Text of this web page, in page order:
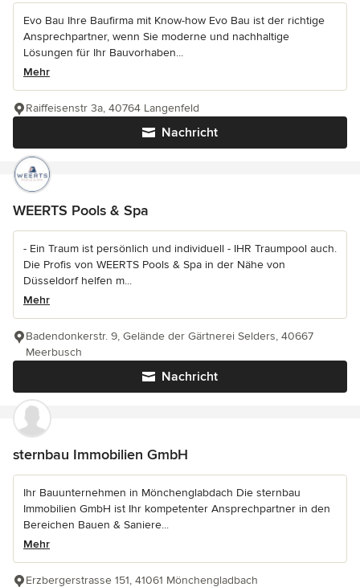
Evo Bau Ihre Baufirma mit Know-how Evo Bau ist der richtige
Ansprechpartner, wenn Sie moderne und nachhaltige
Lösungen für Ihr Bauvorhaben...
Mehr
Nachricht
Raiffeisenstr 3a, 40764 Langenfeld
WEERTS Pools & Spa
- Ein Traum ist persönlich und individuell - IHR Traumpool auch.
Die Profis von WEERTS Pools & Spa in der Nähe von
Düsseldorf helfen m...
Mehr
Nachricht
Badendonkerstr. 9, Gelände der Gärtnerei Selders, 40667
Meerbusch
sternbau Immobilien GmbH
Ihr Bauunternehmen in Mönchenglabdach Die sternbau
Immobilien GmbH ist Ihr kompetenter Ansprechpartner in den
Bereichen Bauen & Saniere...
Mehr
Erzbergerstrasse 151, 41061 Mönchengladbach